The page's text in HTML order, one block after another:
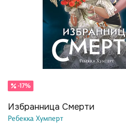
-17%
Избранница Смерти
Ребекка Хумперт